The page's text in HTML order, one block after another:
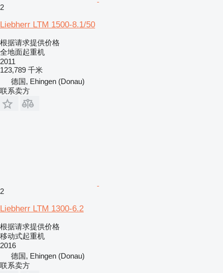
2
Liebherr LTM 1500-8.1/50
根据请求提供价格
全地面起重机
2011
123,789 千米
德国, Ehingen (Donau)
联系卖方
2
Liebherr LTM 1300-6.2
根据请求提供价格
移动式起重机
2016
德国, Ehingen (Donau)
联系卖方